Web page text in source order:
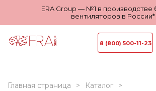
ERA Group — №1 в производстве
вентиляторов в России*
8 (800) 500-11-23
Главная страница
Каталог